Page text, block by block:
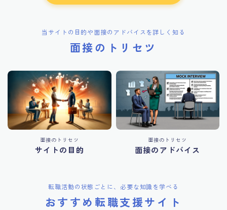
当サイトの目的や面接のアドバイスを詳しく知る
面接のトリセツ
面接のトリセツ
サイトの目的
面接のトリセツ
面接のアドバイス
転職活動の状態ごとに、必要な知識を学べる
おすすめ転職支援サイト